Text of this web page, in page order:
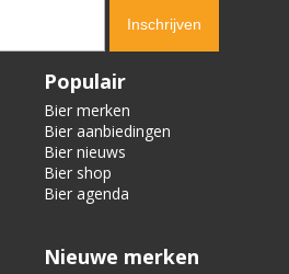
Populair
Bier merken
Bier aanbiedingen
Bier nieuws
Bier shop
Bier agenda
Nieuwe merken